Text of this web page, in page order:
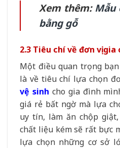
Xem thêm:Mẫu
bằng gỗ
2.3 Tiêu chí về đơn vị gia
Một điều quan trọng
là về tiêu chí lựa chọn
vệ sinh cho gia đình
giá rẻ bất ngờ mà lựa
uy tín, làm ăn chộp
chất liệu kém sẽ rất bực
lựa chọn những cơ sở